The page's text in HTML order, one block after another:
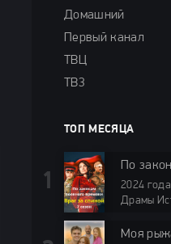
Домашний
Первый канал
ТВЦ
ТВ3
ТОП МЕСЯЦА
2024 года Российские
Драмы История
канал HD